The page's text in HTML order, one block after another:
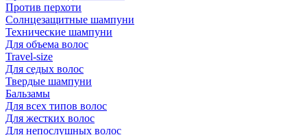
Против перхоти
Солнцезащитные шампуни
Технические шампуни
Для объема волос
Travel-size
Для седых волос
Твердые шампуни
Бальзамы
Для всех типов волос
Для жестких волос
Для непослушных волос